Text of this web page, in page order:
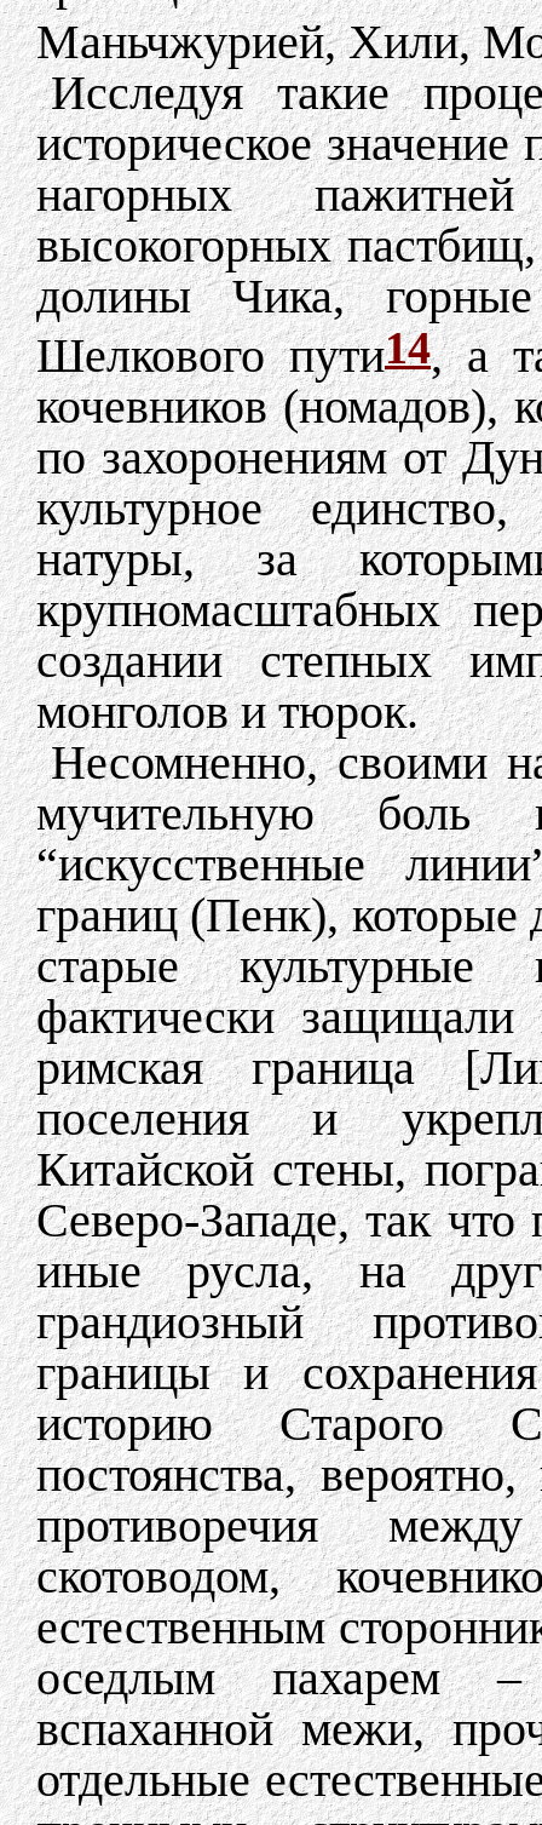
Маньчжурией, Хили,
Исследуя такие
историческое
нагорных
высокогорных
долины Чика,
Шелкового пути14, а
кочевников (номадов),
по захоронениям от
культурное
натуры, за
крупномасштабных
создании степных
монголов и тюрок.
Несомненно, своими
мучительную боль
“искусственные
границ (Пенк),
старые
фактически защищали
римская граница
поселения и
Китайской стены,
Северо-Западе, так
иные русла, на
грандиозный
границы и
историю Старого
постоянства,
противоречия
скотоводом,
естественным
оседлым пахарем
вспаханной межи,
отдельные